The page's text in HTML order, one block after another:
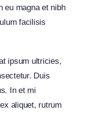
eu magna et nibh
facilisis
ipsum ultricies,
Duis
In et mi
aliquet, rutrum